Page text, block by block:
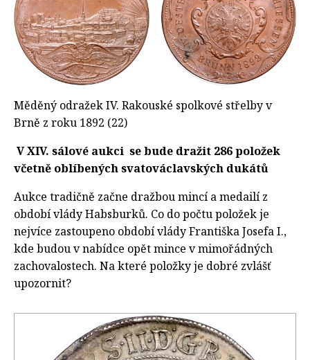
Měděný odražek IV. Rakouské spolkové střelby v
Brně z roku 1892 (22)
V XIV. sálové aukci se bude dražit 286 položek
včetně oblíbených svatováclavských dukátů
Aukce tradičně začne dražbou mincí a medailí z
období vlády Habsburků. Co do počtu položek je
nejvíce zastoupeno období vlády Františka Josefa I.,
kde budou v nabídce opět mince v mimořádných
zachovalostech. Na které položky je dobré zvlášť
upozornit?